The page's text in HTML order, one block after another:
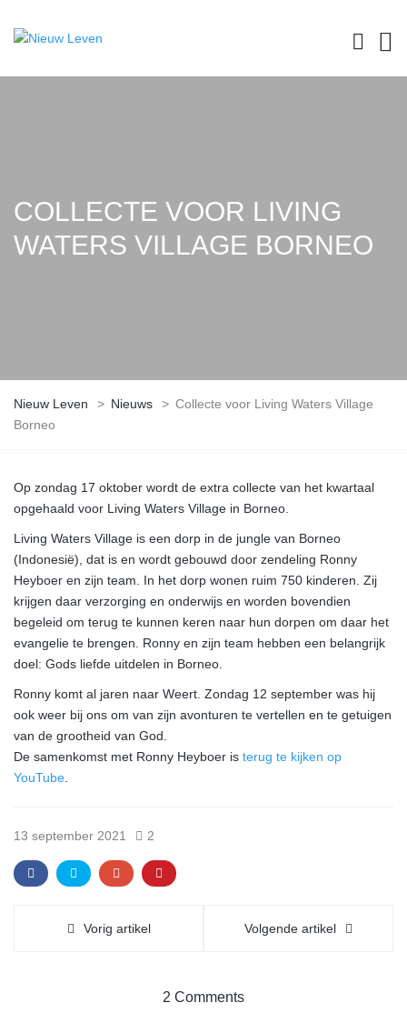
COLLECTE VOOR LIVING
WATERS VILLAGE BORNEO
Nieuw Leven > Nieuws > Collecte voor Living Waters Village
Borneo
Op zondag 17 oktober wordt de extra collecte van het kwartaal
opgehaald voor Living Waters Village in Borneo.
Living Waters Village is een dorp in de jungle van Borneo
(Indonesië), dat is en wordt gebouwd door zendeling Ronny
Heyboer en zijn team. In het dorp wonen ruim 750 kinderen. Zij
krijgen daar verzorging en onderwijs en worden bovendien
begeleid om terug te kunnen keren naar hun dorpen om daar het
evangelie te brengen. Ronny en zijn team hebben een belangrijk
doel: Gods liefde uitdelen in Borneo.
Ronny komt al jaren naar Weert. Zondag 12 september was hij
ook weer bij ons om van zijn avonturen te vertellen en te getuigen
van de grootheid van God.
De samenkomst met Ronny Heyboer is terug te kijken op
YouTube
13 september 2021 2
Vorig artikel Volgende artikel
2 Comments